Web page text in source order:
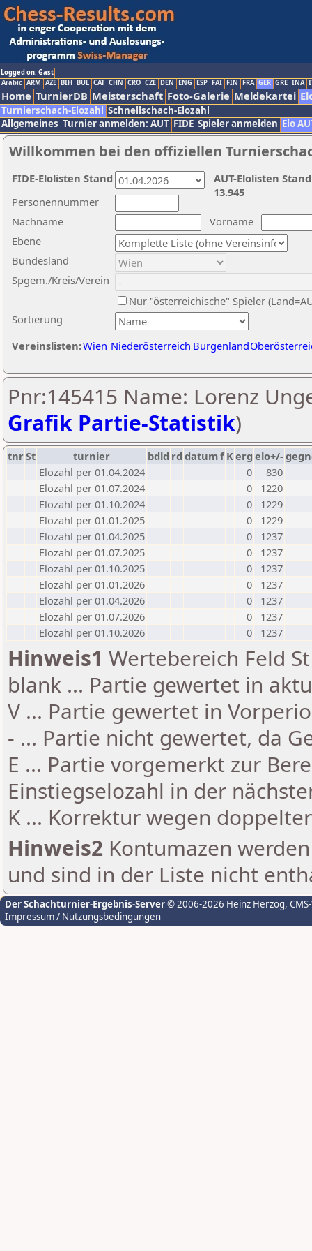
Logged on: Gast
Arabic ARM AZE BIH BUL CAT CHN CRO CZE DEN ENG ESP FAI FIN FRA GER GRE INA
Home TurnierDB Meisterschaft Foto-Galerie Meldekartei
Turnierschach-Elozahl Schnellschach-Elozahl
Allgemeines Turnier anmelden: AUT FIDE Spieler anmelden Elo
Willkommen bei den offiziellen
Nachname
Vorname
Ebene
Sortierung
Personennummer
Bundesland
Spgem./Kreis/Verein
Nur "österreichische" Spieler
Vereinslisten:Wien Niederösterreich Burgenland
AUT-Elolisten
13.945
FIDE-Elolisten Stand
Pnr:145415 Name: Lorenz
Grafik Partie-Statistik)
tnrSt turnier bdld rd datumf Kerg elo+/-
Elozahl per 01.04.2024
0
830
Elozahl per 01.07.2024
0
1220
Elozahl per 01.10.2024
0
1229
Elozahl per 01.01.2025
0
1229
Elozahl per 01.04.2025
0
1237
Elozahl per 01.07.2025
0
1237
Elozahl per 01.10.2025
0
1237
Elozahl per 01.01.2026
0
1237
Elozahl per 01.04.2026
0
1237
Elozahl per 01.07.2026
0
1237
Elozahl per 01.10.2026
0 1237
Hinweis1 Wertebereich Feld
blank ... Partie gewertet in
V ... Partie gewertet in
- ... Partie nicht gewertet, da
E ... Partie vorgemerkt zur
Einstiegselozahl in der
K ... Korrektur wegen
Hinweis2 Kontumazen
und sind in der Liste nicht
Der Schachturnier-Ergebnis-Server© 2006-2026 Heinz Herzog,
Impressum / Nutzungsbedingungen